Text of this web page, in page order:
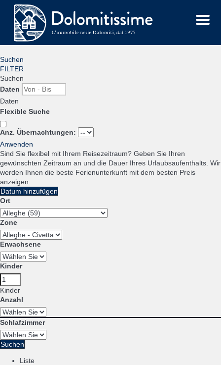
Menu
Suchen
FILTER
Suchen
Daten
Daten
Flexible Suche
Anz. Übernachtungen:
Anwenden
Sind Sie flexibel mit Ihrem Reisezeitraum? Geben Sie Ihren
gewünschten Zeitraum an und die Dauer Ihres Urlaubsaufenthalts. Wir
werden Ihnen die beste Ferienunterkunft mit dem besten Preis
anzeigen.
Datum hinzufügen
Ort
Zone
Erwachsene
Kinder
Kinder
Anzahl
Schlafzimmer
Suchen
Liste